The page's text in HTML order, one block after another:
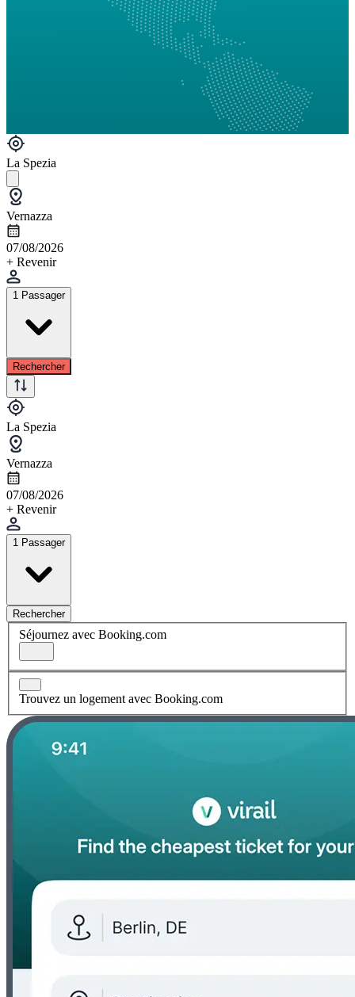
La Spezia
Vernazza
07/08/2026
+ Revenir
1 Passager
Rechercher
La Spezia
Vernazza
07/08/2026
+ Revenir
1 Passager
Rechercher
Séjournez avec Booking.com
Trouvez un logement avec Booking.com